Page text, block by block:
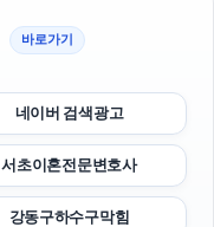
바로가기
네이버 검색광고
서초이혼전문변호사
강동구하수구막힘